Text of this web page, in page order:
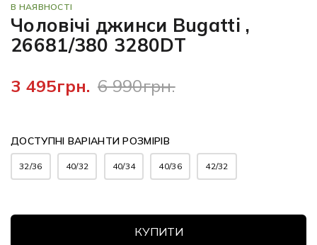
В НАЯВНОСТІ
Чоловічі джинси Bugatti ,
26681/380 3280DT
3 495грн. 6 990грн.
ДОСТУПНІ ВАРІАНТИ РОЗМІРІВ
32/36 40/32 40/34 40/36 42/32
КУПИТИ